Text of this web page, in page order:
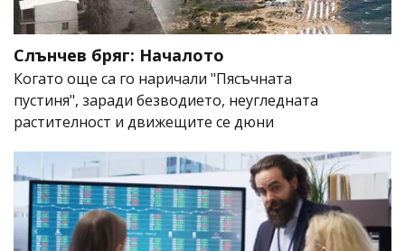
Слънчев бряг: Началото
Когато още са го наричали "Пясъчната
пустиня", заради безводието, неугледната
растителност и движещите се дюни